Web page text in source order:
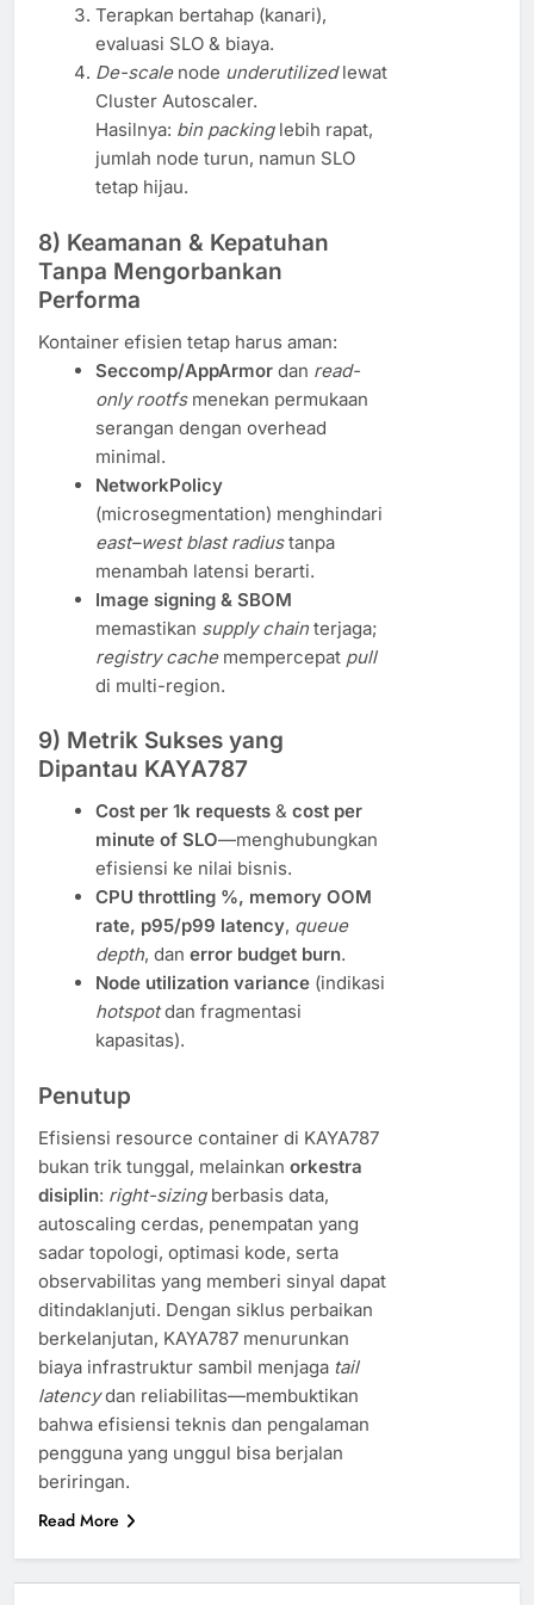
Terapkan bertahap (kanari),
evaluasi SLO & biaya.
De-scalenode underutilizedlewat
Cluster Autoscaler.
Hasilnya: bin packinglebih rapat,
jumlah node turun, namun SLO
tetap hijau.
8) Keamanan & Kepatuhan
Tanpa Mengorbankan
Performa
Kontainer efisien tetap harus aman:
Seccomp/AppArmordan read-
only rootfsmenekan permukaan
serangan dengan overhead
minimal.
NetworkPolicy
(microsegmentation) menghindari
east–west blast radiustanpa
menambah latensi berarti.
Image signing & SBOM
memastikan supply chainterjaga;
registry cachemempercepat pull
di multi-region.
9) Metrik Sukses yang
Dipantau KAYA787
Cost per 1k requests& cost per
minute of SLO—menghubungkan
efisiensi ke nilai bisnis.
CPU throttling %, memory OOM
rate, p95/p99 latency, queue
depth, dan error budget burn.
Node utilization variance(indikasi
hotspotdan fragmentasi
kapasitas).
Penutup
Efisiensi resource container di KAYA787
bukan trik tunggal, melainkan orkestra
disiplin: right-sizingberbasis data,
autoscaling cerdas, penempatan yang
sadar topologi, optimasi kode, serta
observabilitas yang memberi sinyal dapat
ditindaklanjuti. Dengan siklus perbaikan
berkelanjutan, KAYA787 menurunkan
biaya infrastruktur sambil menjaga tail
latencydan reliabilitas—membuktikan
bahwa efisiensi teknis dan pengalaman
pengguna yang unggul bisa berjalan
beriringan.
Read More